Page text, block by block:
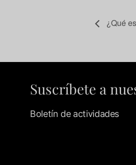
¿Qué
Suscríbete a
Boletín de actividades